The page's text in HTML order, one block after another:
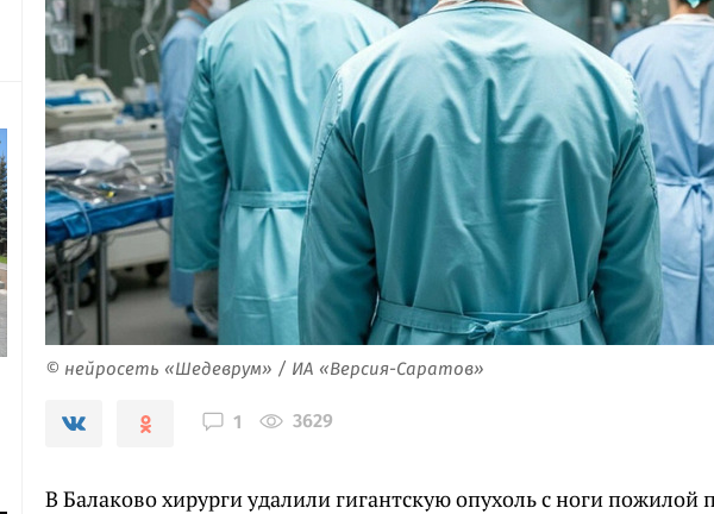
© нейросеть «Шедеврум» / ИА «Версия-Саратов»
1 3629
В Балаково хирурги удалили гигантскую опухоль с ноги пожилой